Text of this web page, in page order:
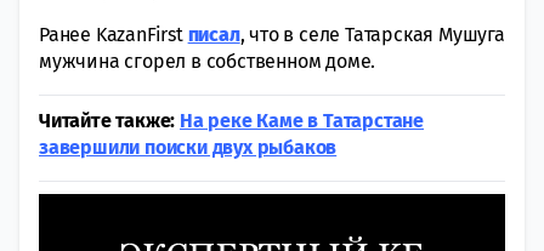
Ранее KazanFirst писал, что в селе Татарская Мушуга
мужчина сгорел в собственном доме.
Читайте также: На реке Каме в Татарстане
завершили поиски двух рыбаков